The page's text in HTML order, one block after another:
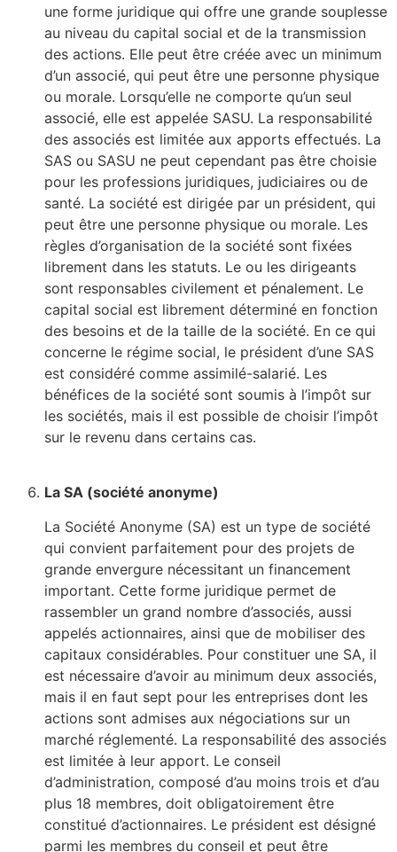
une forme juridique qui offre une grande souplesse
au niveau du capital social et de la transmission
des actions. Elle peut être créée avec un minimum
d’un associé, qui peut être une personne physique
ou morale. Lorsqu’elle ne comporte qu’un seul
associé, elle est appelée SASU. La responsabilité
des associés est limitée aux apports effectués. La
SAS ou SASU ne peut cependant pas être choisie
pour les professions juridiques, judiciaires ou de
santé. La société est dirigée par un président, qui
peut être une personne physique ou morale. Les
règles d’organisation de la société sont fixées
librement dans les statuts. Le ou les dirigeants
sont responsables civilement et pénalement. Le
capital social est librement déterminé en fonction
des besoins et de la taille de la société. En ce qui
concerne le régime social, le président d’une SAS
est considéré comme assimilé-salarié. Les
bénéfices de la société sont soumis à l’impôt sur
les sociétés, mais il est possible de choisir l’impôt
sur le revenu dans certains cas.
La SA (société anonyme)
La Société Anonyme (SA) est un type de société
qui convient parfaitement pour des projets de
grande envergure nécessitant un financement
important. Cette forme juridique permet de
rassembler un grand nombre d’associés, aussi
appelés actionnaires, ainsi que de mobiliser des
capitaux considérables. Pour constituer une SA, il
est nécessaire d’avoir au minimum deux associés,
mais il en faut sept pour les entreprises dont les
actions sont admises aux négociations sur un
marché réglementé. La responsabilité des associés
est limitée à leur apport. Le conseil
d’administration, composé d’au moins trois et d’au
plus 18 membres, doit obligatoirement être
constitué d’actionnaires. Le président est désigné
parmi les membres du conseil et peut être